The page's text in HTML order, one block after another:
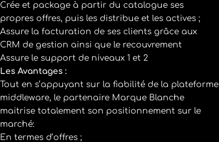
Crée et package à partir du catalogue ses
propres offres, puis les distribue et les actives ;
Assure la facturation de ses clients grâce aux
CRM de gestion ainsi que le recouvrement
Assure le support de niveaux 1 et 2
Les Avantages :
Tout en s’appuyant sur la fiabilité de la plateforme
middleware, le partenaire Marque Blanche
maitrise totalement son positionnement sur le
marché:
En termes d’offres ;